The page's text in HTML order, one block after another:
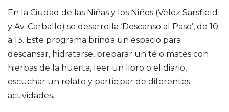
En la Ciudad de las Niñas y los Niños (Vélez Sarsfield
y Av. Carballo) se desarrolla ‘Descanso al Paso’, de 10
a 13. Este programa brinda un espacio para
descansar, hidratarse, preparar un té o mates con
hierbas de la huerta, leer un libro o el diario,
escuchar un relato y participar de diferentes
actividades.